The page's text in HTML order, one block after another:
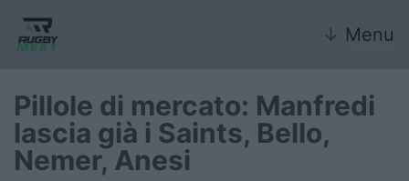
↓ Menu
Nazionale
Pillole di mercato: Manfredi
lascia già i Saints, Bello,
Nemer, Anesi